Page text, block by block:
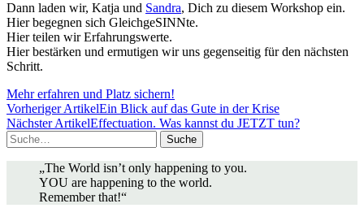
Dann laden wir, Katja und Sandra, Dich zu diesem Workshop ein.
Hier begegnen sich GleichgeSINNte.
Hier teilen wir Erfahrungswerte.
Hier bestärken und ermutigen wir uns gegenseitig für den nächsten
Schritt.
Mehr erfahren und Platz sichern!
Vorheriger ArtikelEin Blick auf das Gute in der Krise
Nächster ArtikelEffectuation. Was kannst du JETZT tun?
Suche
„The World isn’t only happening to you.
YOU are happening to the world.
Remember that!“